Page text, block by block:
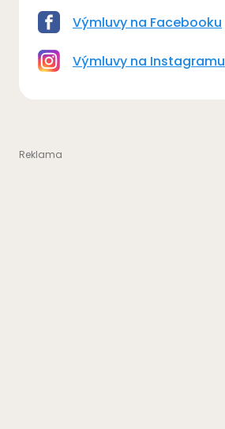
Výmluvy na Facebooku
Výmluvy na Instagramu